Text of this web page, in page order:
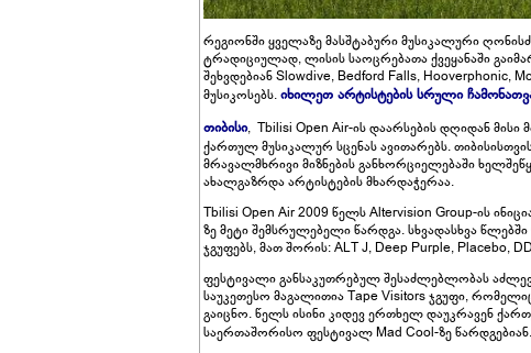
რეგიონში ყველაზე მასშტაბური მუსიკალური
ტრადიციულად, ლისის საოცრებათა ქვეყანაში
შეხვდებიან Slowdive, Bedford Falls,
მუსიკოსებს.იხილეთ არტისტების სრული
თიბისი, Tbilisi Open Air-ის დაარსების დღიდან
ქართულ მუსიკალურ სცენას ავითარებს.
მრავალმხრივი მიზნების განხორციელებაში
ახალგაზრდა არტისტების მხარდაჭერაა.
Tbilisi Open Air 2009 წელს Altervision Group-ის
ზე მეტი შემსრულებელი წარდგა. სხვადასხვა
ჯგუფებს, მათ შორის: ALT J, Deep Purple, Placebo,
ფესტივალი განსაკუთრებულ შესაძლებლობას
საუკეთესო მაგალითია Tape Visitors ჯგუფი,
გაიცნო. წელს ისინი კიდევ ერთხელ დაუკრავენ
საერთაშორისო ფესტივალ Mad Cool-ზე